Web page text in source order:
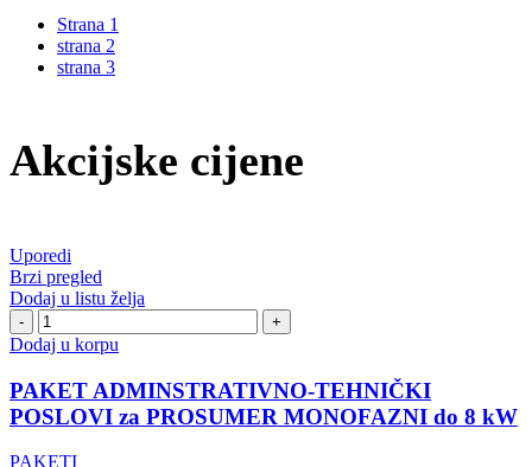
Strana 1
strana 2
strana 3
Akcijske cijene
Uporedi
Brzi pregled
Dodaj u listu želja
PAKET
ADMINSTRATIVNO-
TEHNIČKI
POSLOVI
za
PROSUMER
Dodaj u korpu
PAKET ADMINSTRATIVNO-TEHNIČKI
POSLOVI za PROSUMER MONOFAZNI do 8 kW
PAKETI